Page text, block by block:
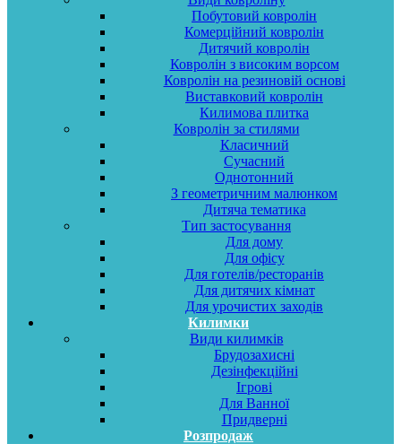
Побутовий ковролін
Комерційний ковролін
Дитячий ковролін
Ковролін з високим ворсом
Ковролін на резиновій основі
Виставковий ковролін
Килимова плитка
Ковролін за стилями
Класичний
Сучасний
Однотонний
З геометричним малюнком
Дитяча тематика
Тип застосування
Для дому
Для офісу
Для готелів/ресторанів
Для дитячих кімнат
Для урочистих заходів
Килимки
Види килимків
Брудозахисні
Дезінфекційні
Ігрові
Для Ванної
Придверні
Розпродаж